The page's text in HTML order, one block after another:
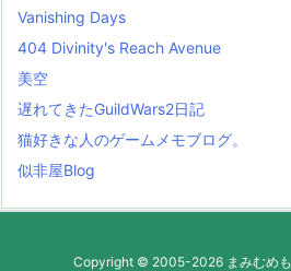
Vanishing Days
404 Divinity's Reach Avenue
美空
遅れてきたGuildWars2日記
猫好きな人のゲームメモブログ。
似非屋Blog
Copyright © 2005-2026 まみむめも